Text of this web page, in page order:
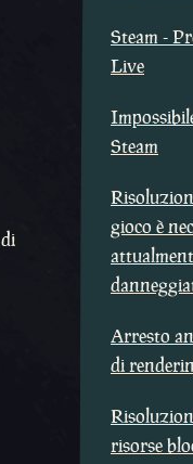
Steam -
Live
Steam
gioco è
Arresto
di
risorse